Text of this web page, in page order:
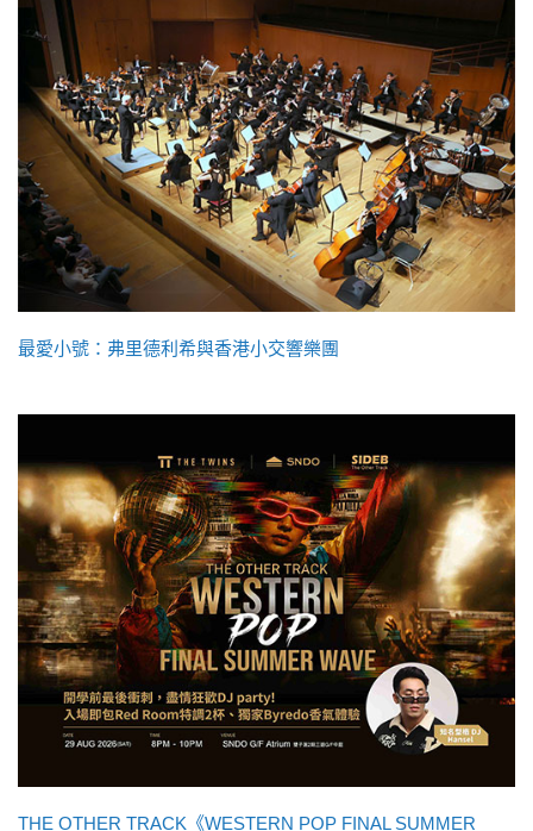
最愛小號：弗里德利希與香港小交響樂團
THE OTHER TRACK《WESTERN POP FINAL SUMMER